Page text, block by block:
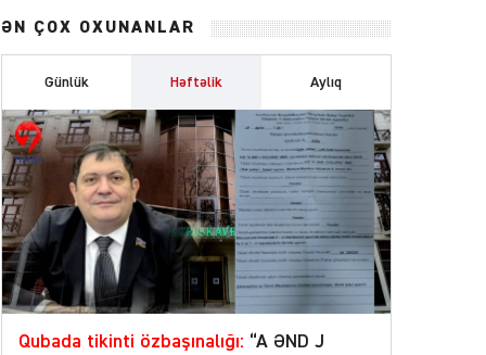
ƏN ÇOX OXUNANLAR
Günlük Həftəlik Aylıq
Qubada tikinti özbaşınalığı: “A ƏND J